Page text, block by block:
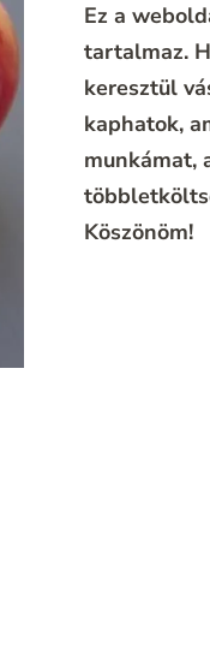
Ez a
tartalmaz.
keresztül
kaphatok,
munkámat,
Köszönöm!